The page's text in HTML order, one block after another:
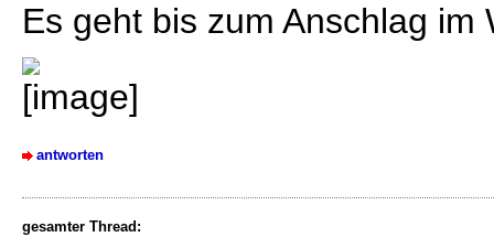
Es geht bis zum Anschlag im
antworten
gesamter Thread: